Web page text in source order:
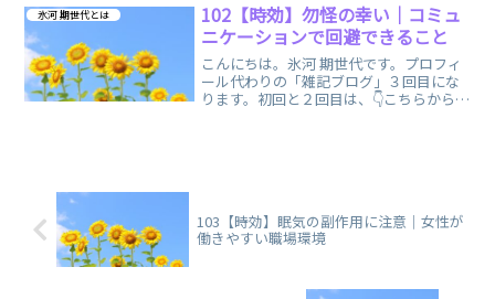
氷河 期世代とは
102【時効】勿怪の幸い｜コミュ
ニケーションで回避できること
こんにちは。氷河 期世代です。プロフィ
ール代わりの「雑記ブログ」３回目にな
ります。初回と２回目は、👇こちらからで
103【時効】眠気の副作用に注意｜女性が
働きやすい職場環境